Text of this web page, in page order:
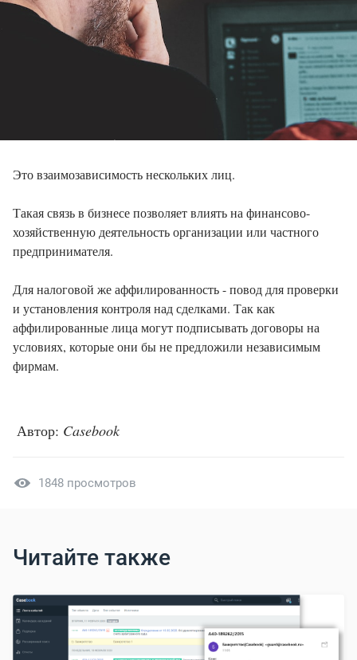
Это взаимозависимость нескольких лиц.
Такая связь в бизнесе позволяет влиять на финансово-
хозяйственную деятельность организации или частного
предпринимателя.
Для налоговой же аффилированность - повод для проверки
и установления контроля над сделками. Так как
аффилированные лица могут подписывать договоры на
условиях, которые они бы не предложили независимым
фирмам.
Автор: Casebook
1848 просмотров
Читайте также